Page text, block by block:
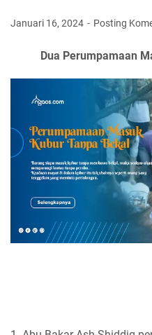
Januari 16, 2024 Posting
Dua Perumpamaan